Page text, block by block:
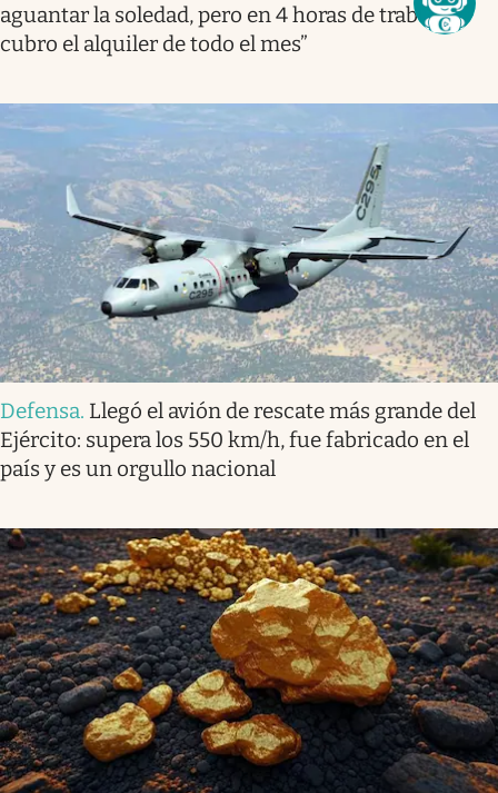
aguantar la soledad, pero en 4 horas de trabajo
cubro el alquiler de todo el mes”
Defensa. Llegó el avión de rescate más grande del
Ejército: supera los 550 km/h, fue fabricado en el
país y es un orgullo nacional